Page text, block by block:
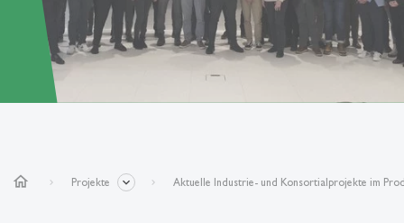
home Projekte Aktuelle Industrie- und Konsortialprojekte im